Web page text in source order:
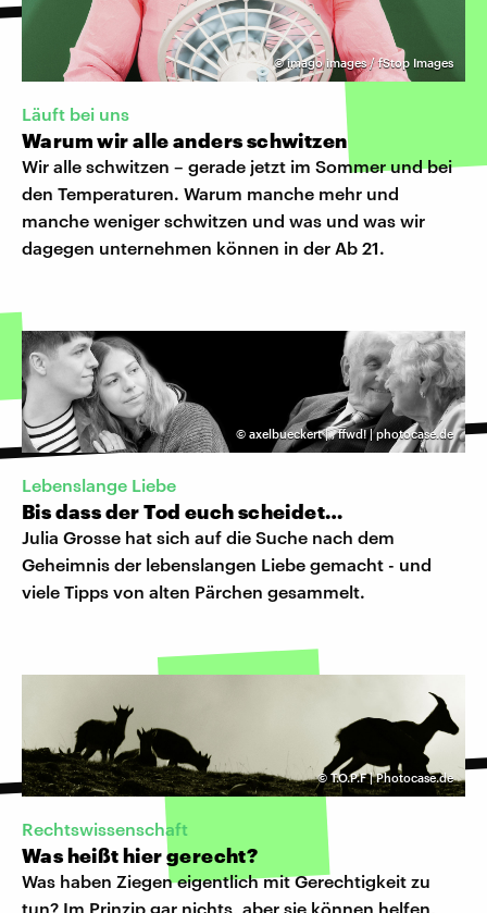
©imago images / fStop Images
Läuft bei uns
Warum wir alle anders schwitzen
Wir alle schwitzen – gerade jetzt im Sommer und bei
den Temperaturen. Warum manche mehr und
manche weniger schwitzen und was und was wir
dagegen unternehmen können in der Ab 21.
© axelbueckert |,ffwd! | photocase.de
Lebenslange Liebe
Bis dass der Tod euch scheidet…
Julia Grosse hat sich auf die Suche nach dem
Geheimnis der lebenslangen Liebe gemacht - und
viele Tipps von alten Pärchen gesammelt.
© T.O.P.F | Photocase.de
​Rechtswissenschaft
Was heißt hier gerecht?
Was haben Ziegen eigentlich mit Gerechtigkeit zu
tun? Im Prinzip gar nichts, aber sie können helfen,